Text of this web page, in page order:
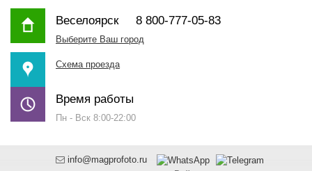
Веселоярск8 800-777-05-83
Выберите Ваш город
Схема проезда
Время работы
Пн - Вск 8:00-22:00
info@magprofoto.ru